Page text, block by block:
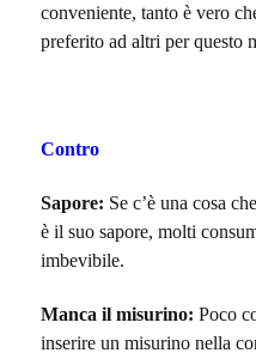
conveniente, tanto è vero
preferito ad altri per questo
Contro
Sapore: Se c’è una cosa
è il suo sapore, molti
imbevibile.
Manca il misurino: Poco
inserire un misurino nella